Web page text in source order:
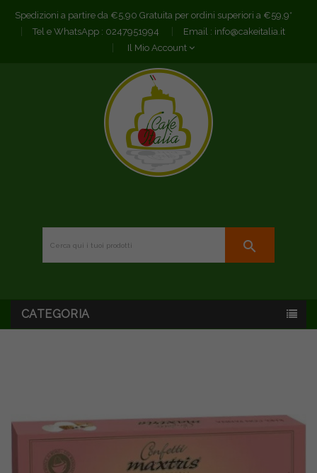
Spedizioni a partire da €5,90 Gratuita per ordini superiori a €59,9*
Tel e WhatsApp : 0247951994 Email : info@cakeitalia.it
Il Mio Account
search
CATEGORIA